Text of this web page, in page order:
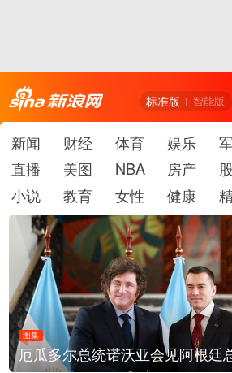
标准版 智能版
新闻 财经 体育 娱乐
直播
美图 NBA 房产
小说
教育 女性 健康
廷总统米莱
图集
美国斯波